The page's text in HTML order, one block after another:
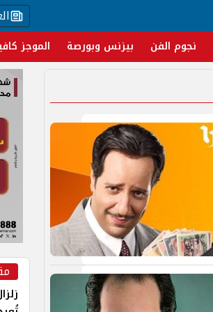
نجوم الفن بيزنس وبورصة الموجز